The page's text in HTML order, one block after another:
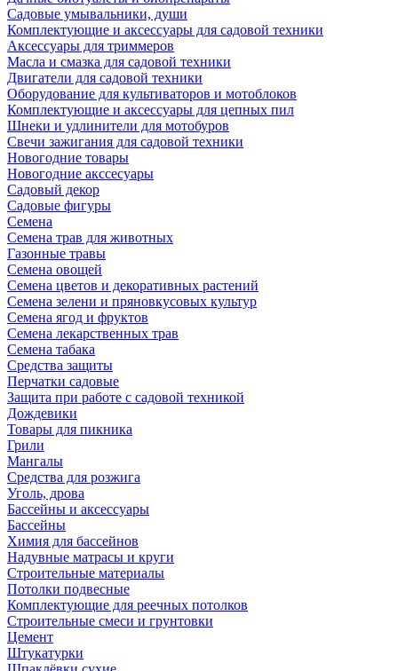
Садовые умывальники, души
Комплектующие и аксессуары для садовой техники
Аксессуары для триммеров
Масла и смазка для садовой техники
Двигатели для садовой техники
Оборудование для культиваторов и мотоблоков
Комплектующие и аксессуары для цепных пил
Шнеки и удлинители для мотобуров
Свечи зажигания для садовой техники
Новогодние товары
Новогодние акссесуары
Садовый декор
Садовые фигуры
Семена
Семена трав для животных
Газонные травы
Семена овощей
Семена цветов и декоративных растений
Семена зелени и пряновкусовых культур
Семена ягод и фруктов
Семена лекарственных трав
Семена табака
Средства защиты
Перчатки садовые
Защита при работе с садовой техникой
Дождевики
Товары для пикника
Грили
Мангалы
Средства для розжига
Уголь, дрова
Бассейны и аксессуары
Бассейны
Химия для бассейнов
Надувные матрасы и круги
Строительные материалы
Потолки подвесные
Комплектующие для реечных потолков
Строительные смеси и грунтовки
Цемент
Штукатурки